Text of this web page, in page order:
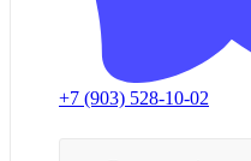
+7 (903) 528-10-02